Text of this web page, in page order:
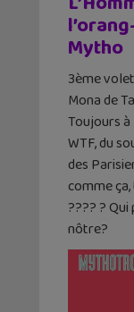
Mytho
3ème
Mona de
Toujours
WTF, du
des
comme
???? ?
nôtre?